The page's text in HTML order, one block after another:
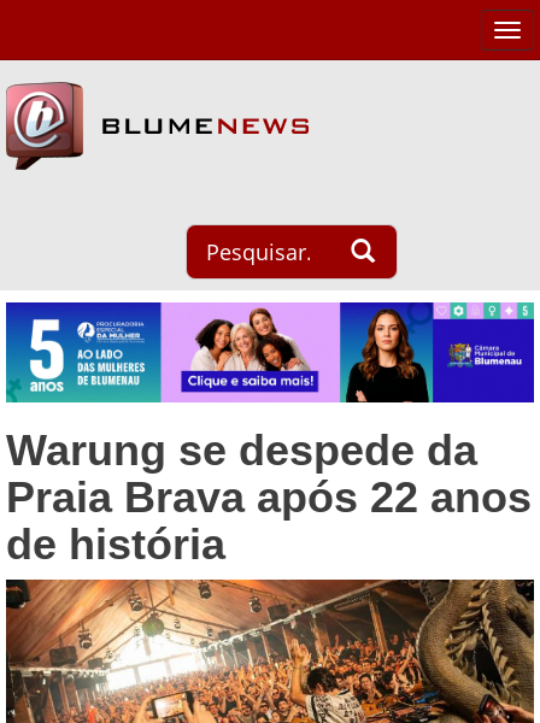
Warung se despede da
Praia Brava após 22 anos
de história